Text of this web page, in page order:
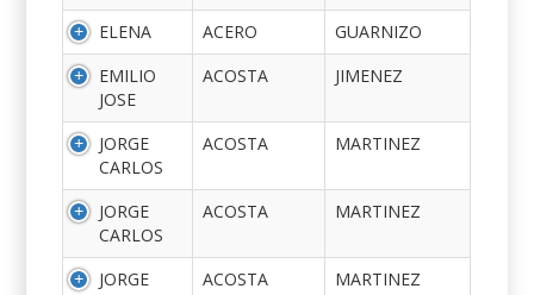
ELENA ACERO
GUARNIZO
EMILIO
JOSE
ACOSTA JIMENEZ
JORGE
CARLOS
ACOSTA MARTINEZ
JORGE
CARLOS
ACOSTA MARTINEZ
JORGE
ACOSTA MARTINEZ